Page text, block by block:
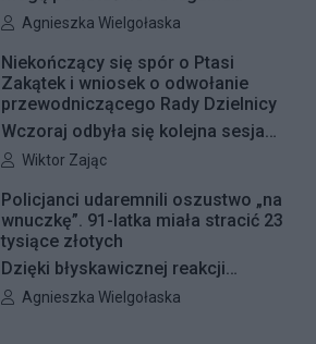
miejsca do wykonywania graffiti.
interpelację, w której proponuje
wyznaczenie kolejnych stref FREE
GRAFFITI we współpracy z
Zarządem Dróg Miejskich.
Autor artykułu:
Agnieszka Wielgołaska
Niekończący się spór o Ptasi
Zakątek i wniosek o odwołanie
przewodniczącego Rady Dzielnicy
Wczoraj odbyła się kolejna sesja
poświęcona procedowaniu
Rady Dzielnicy Żoliborz w sprawie
zaniechania budowy zespołu
przedszkolno-żłobkowego przy ul.
Ficowskiego. Po blisko pięciu
Autor artykułu:
Wiktor Zając
Policjanci udaremnili oszustwo „na
wnuczkę”. 91-latka miała stracić 23
tysiące złotych
Dzięki błyskawicznej reakcji
kryminalnych 91-letnia mieszkanka
Autor artykułu:
Agnieszka Wielgołaska